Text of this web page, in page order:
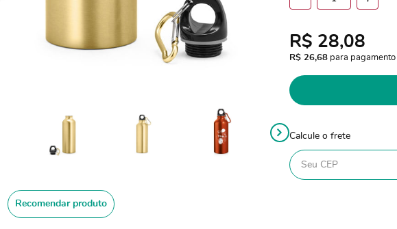
Recomendar produto
R$ 28,08
R$ 26,68 para pagamento
Calcule o frete